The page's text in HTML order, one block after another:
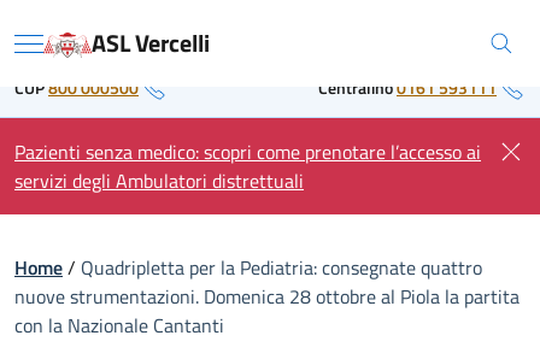
to Regione Piemonte
Menu ASL Vercelli
CUP800 000500 Centralino0161 593111
Pazienti senza medico: scopri come prenotare l’accesso ai
servizi degli Ambulatori distrettuali
Home/ Quadripletta per la Pediatria: consegnate quattro
nuove strumentazioni. Domenica 28 ottobre al Piola la partita
con la Nazionale Cantanti